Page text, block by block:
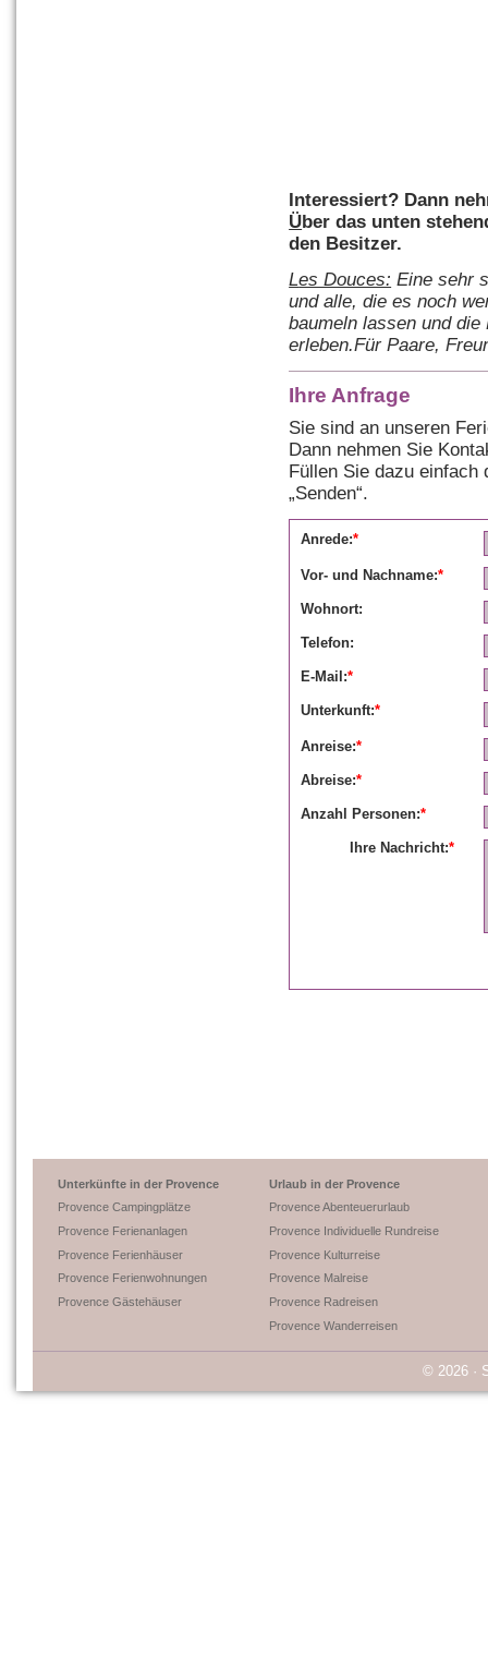
Interessiert? Dann
Über das unten
den Besitzer.
Les Douces: Eine sehr
und alle, die es noch
baumeln lassen und
erleben.Für Paare,
Ihre Anfrage
Sie sind an unseren
Dann nehmen Sie
Füllen Sie dazu
„Senden“.
Anrede:*
Vor- und Nachname:*
Wohnort:
Telefon:
E-Mail:*
Unterkunft:*
Anreise:*
Abreise:*
Anzahl Personen:*
Ihre Nachricht:*
Unterkünfte in der Provence
Provence Campingplätze
Provence Ferienanlagen
Provence Ferienhäuser
Provence Ferienwohnungen
Provence Gästehäuser
Urlaub in der Provence
Provence Abenteuerurlaub
Provence Individuelle Rundreise
Provence Kulturreise
Provence Malreise
Provence Radreisen
Provence Wanderreisen
© 2026 ·